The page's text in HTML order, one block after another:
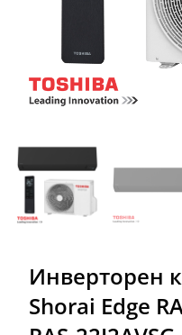
Инверторен
Shorai Edge